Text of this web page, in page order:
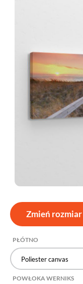
Zmień rozmiar
PŁÓTNO
Poliester canvas
POWŁOKA WERNIKS